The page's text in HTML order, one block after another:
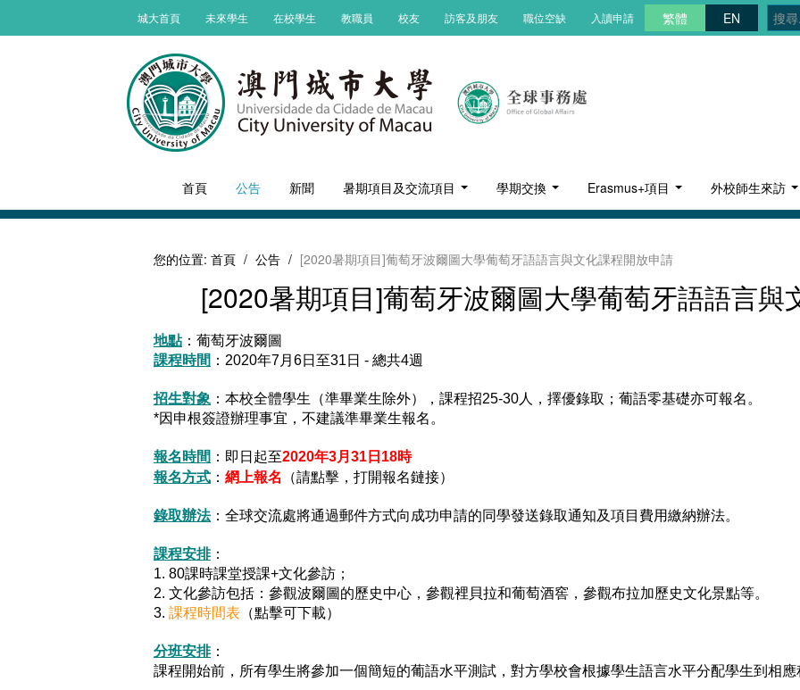
城大首頁 未來學生 在校學生 教職員 校友 訪客及朋友 職位空缺 入讀申請 繁體 EN
首頁 公告 新聞 暑期項目及交流項目 學期交換 Erasmus+項目 外校師生來訪
您的位置: 首頁 / 公告 / [2020暑期項目]葡萄牙波爾圖大學葡萄牙語語言與文化課程開放申請
[2020暑期項目]葡萄牙波爾圖大學葡萄牙語語言與
地點：葡萄牙波爾圖
課程時間 ：2020年7月6日至31日 - 總共4週
招生對象 ：本校全體學生（準畢業生除外），課程招25-30人，擇優錄取；葡語零基礎亦可報名。
*因申根簽證辦理事宜，不建議準畢業生報名。
報名時間 ：即日起至2020年3月31日18時
報名方式 ： 網上報名 （請點擊，打開報名鏈接）
錄取辦法：全球交流處將通過郵件方式向成功申請的同學發送錄取通知及項目費用繳納辦法。
課程安排：
1. 80課時課堂授課+文化參訪；
2. 文化參訪包括：參觀波爾圖的歷史中心，參觀裡貝拉和葡萄酒窖，參觀布拉加歷史文化景點等。
3. 課程時間表 （點擊可下載）
分班安排：
課程開始前，所有學生將參加一個簡短的葡語水平測試，對方學校會根據學生語言水平分配學生到相應